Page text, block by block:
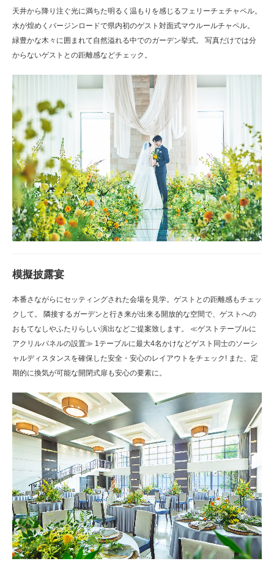
天井から降り注ぐ光に満ちた明るく温もりを感じるフェリーチェチャペル。
水が煌めくバージンロードで県内初のゲスト対面式マウルールチャペル。
緑豊かな木々に囲まれて自然溢れる中でのガーデン挙式。 写真だけでは分
からないゲストとの距離感などチェック。
模擬披露宴
本番さながらにセッティングされた会場を見学。ゲストとの距離感もチェッ
クして。 隣接するガーデンと行き来が出来る開放的な空間で、ゲストへの
おもてなしやふたりらしい演出などご提案致します。 ≪ゲストテーブルに
アクリルパネルの設置≫ 1テーブルに最大4名かけなどゲスト同士のソーシ
ャルディスタンスを確保した安全・安心のレイアウトをチェック! また、定
期的に換気が可能な開閉式扉も安心の要素に。